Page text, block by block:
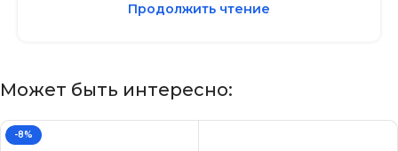
Продолжить чтение
Может быть интересно:
-8%